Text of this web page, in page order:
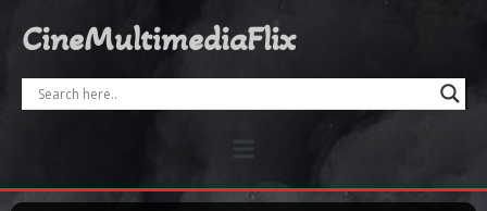
CineMultimediaFlix